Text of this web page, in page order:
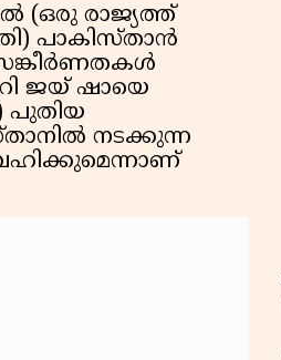
(ഒരു രാജ്യത്ത്
പാകിസ്താൻ
ജയ് ഷായെ
പുതിയ
നടക്കുന്ന